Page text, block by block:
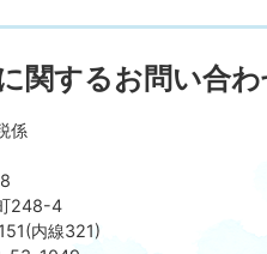
関するお問い合
係
248-4
内線321)